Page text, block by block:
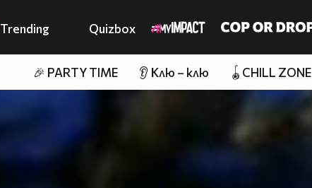
Trending Quizbox
🎉 PARTY TIME 👂 Клю – клю 🪀CHILL ZONE